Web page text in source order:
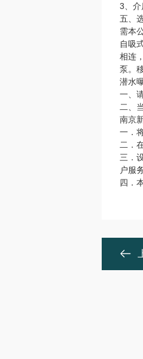
3、
五、
需本
自吸
相连
泵。
潜水
一、
二、
南京
一．
二．
三．
户服
四．